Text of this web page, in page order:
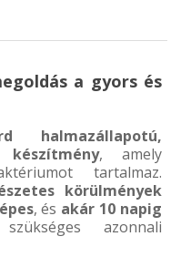
a gyors és
halmazállapotú,
, amely
tartalmaz.
körülmények
, és akár 10 napig
azonnali